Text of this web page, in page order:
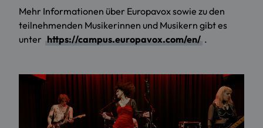
Mehr Informationen über Europavox sowie zu den
teilnehmenden Musikerinnen und Musikern gibt es
unter https://campus.europavox.com/en/ .